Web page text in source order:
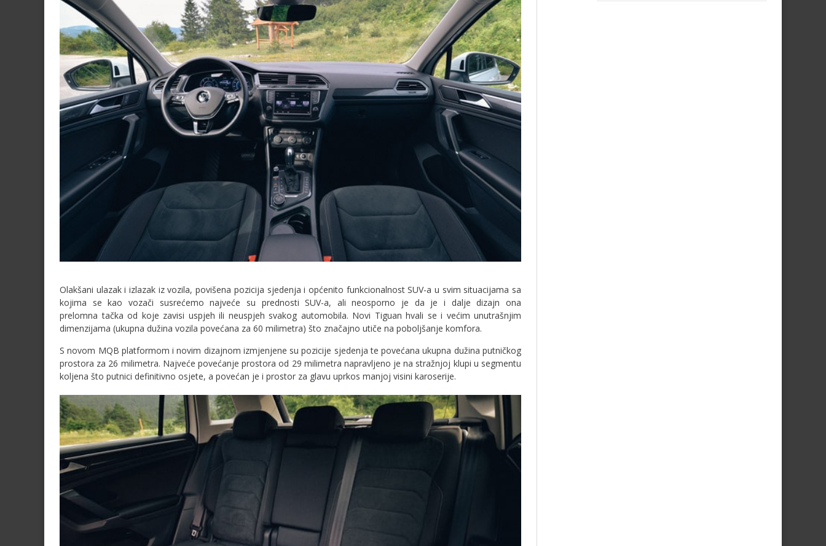
Olakšani ulazak i izlazak iz vozila, povišena pozicija sjedenja i općenito funkcionalnost SUV-a u svim situacijama sa
kojima se kao vozači susrećemo najveće su prednosti SUV-a, ali neosporno je da je i dalje dizajn ona
prelomna tačka od koje zavisi uspjeh ili neuspjeh svakog automobila. Novi Tiguan hvali se i većim unutrašnjim
dimenzijama (ukupna dužina vozila povećana za 60 milimetra) što značajno utiče na poboljšanje komfora.
S novom MQB platformom i novim dizajnom izmjenjene su pozicije sjedenja te povećana ukupna dužina putničkog
prostora za 26 milimetra. Najveće povećanje prostora od 29 milimetra napravljeno je na stražnjoj klupi u segmentu
koljena što putnici definitivno osjete, a povećan je i prostor za glavu uprkos manjoj visini karoserije.